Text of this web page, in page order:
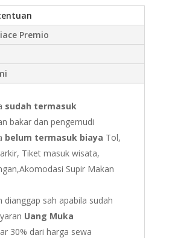
Premio
sudah termasuk
bakar dan pengemudi
belum termasuk biaya Tol,
Tiket masuk wisata,
Supir Makan
dianggap sah apabila sudah
Uang Muka
30% dari harga sewa